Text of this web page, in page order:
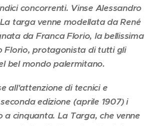
concorrenti. Vinse Alessandro
targa venne modellata da René
da Franca Florio, la bellissima
Florio, protagonista di tutti gli
bel mondo palermitano.
all'attenzione di tecnici e
edizione (aprile 1907) i
a cinquanta. La Targa, che venne